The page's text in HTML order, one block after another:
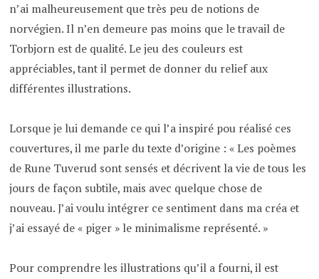
n’ai malheureusement que très peu de notions de
norvégien. Il n’en demeure pas moins que le travail de
Torbjorn est de qualité. Le jeu des couleurs est
appréciables, tant il permet de donner du relief aux
différentes illustrations.
Lorsque je lui demande ce qui l’a inspiré pou réalisé ces
couvertures, il me parle du texte d’origine : « Les poèmes
de Rune Tuverud sont sensés et décrivent la vie de tous les
jours de façon subtile, mais avec quelque chose de
nouveau. J’ai voulu intégrer ce sentiment dans ma créa et
j’ai essayé de « piger » le minimalisme représenté. »
Pour comprendre les illustrations qu’il a fourni, il est